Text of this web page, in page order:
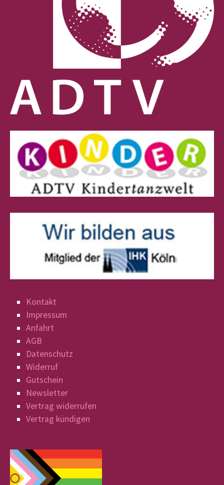
Kontakt
Impressum
Anfahrt
AGB
Datenschutz
Widerruf
Gutschein
Newsletter
Vertrag widerrufen
Vertrag kündigen